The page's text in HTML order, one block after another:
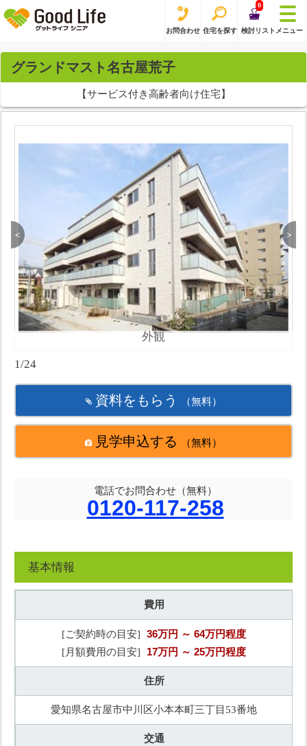
お問合わせ 住宅を探す
0
検討リスト メニュー
グランドマスト名古屋荒子
【サービス付き高齢者向け住宅】
<
外観
>
1/24
資料をもらう （無料）
見学申込する （無料）
電話でお問合わせ（無料）
0120-117-258
基本情報
費用
[ご契約時の目安] 36万円 ～ 64万円程度
[月額費用の目安] 17万円 ～ 25万円程度
住所
愛知県名古屋市中川区小本本町三丁目53番地
交通